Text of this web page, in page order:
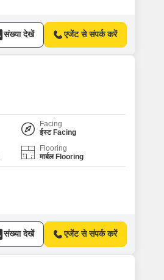
संख्या देखें एजेंट से संपर्क करें
Facing
ईस्ट Facing
Flooring
मार्बल Flooring
संख्या देखें एजेंट से संपर्क करें